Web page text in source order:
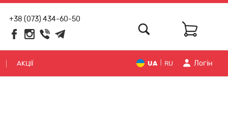
+38 (073) 434-60-50
АКЦІЇ UA RU Логiн